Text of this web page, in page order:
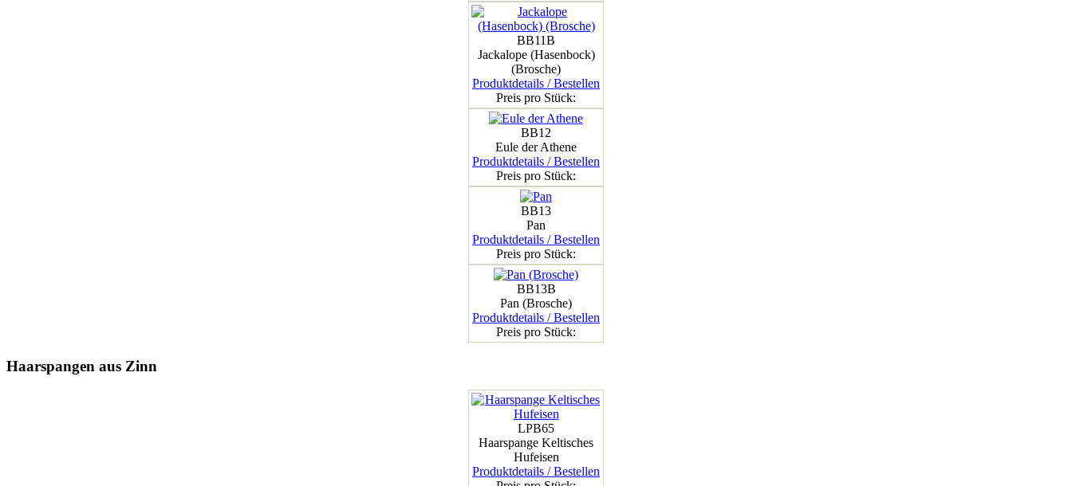
BB11B
Jackalope (Hasenbock)
(Brosche)
Produktdetails / Bestellen
Preis pro Stück:
BB12
Eule der Athene
Produktdetails / Bestellen
Preis pro Stück:
BB13
Pan
Produktdetails / Bestellen
Preis pro Stück:
BB13B
Pan (Brosche)
Produktdetails / Bestellen
Preis pro Stück:
Haarspangen aus Zinn
LPB65
Haarspange Keltisches
Hufeisen
Produktdetails / Bestellen